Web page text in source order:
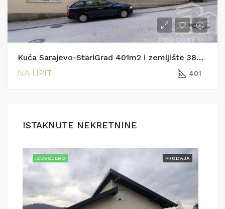
Kuća Sarajevo-StariGrad 401m2 i zemljište 385m2
NA UPIT 401
ISTAKNUTE NEKRETNINE
PRODAJA
IZDVOJENO